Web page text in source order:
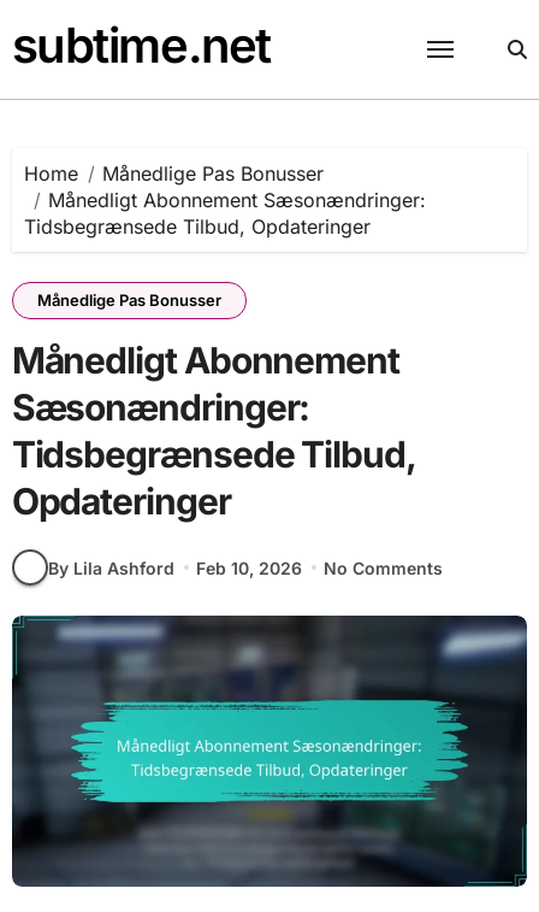
to
content
subtime.net
Home
Månedlige Pas Bonusser
Månedligt Abonnement Sæsonændringer:
Tidsbegrænsede Tilbud, Opdateringer
Månedlige Pas Bonusser
Månedligt Abonnement
Sæsonændringer:
Tidsbegrænsede Tilbud,
Opdateringer
By Lila Ashford Feb 10, 2026 No Comments